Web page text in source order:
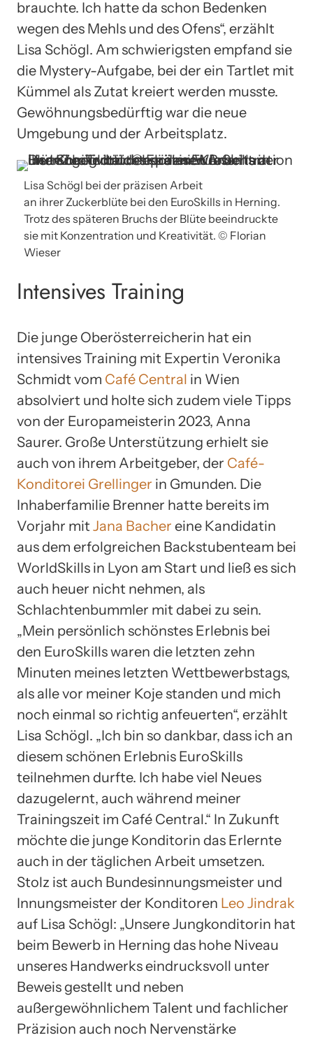
brauchte. Ich hatte da schon Bedenken
wegen des Mehls und des Ofens“, erzählt
Lisa Schögl. Am schwierigsten empfand sie
die Mystery-Aufgabe, bei der ein Tartlet mit
Kümmel als Zutat kreiert werden musste.
Gewöhnungsbedürftig war die neue
Umgebung und der Arbeitsplatz.
Lisa Schögl bei der präzisen Arbeit
an ihrer Zuckerblüte bei den EuroSkills in Herning.
Trotz des späteren Bruchs der Blüte beeindruckte
sie mit Konzentration und Kreativität. © Florian
Wieser
Intensives Training
Die junge Oberösterreicherin hat ein
intensives Training mit Expertin Veronika
Schmidt vom Café Central in Wien
absolviert und holte sich zudem viele Tipps
von der Europameisterin 2023, Anna
Saurer. Große Unterstützung erhielt sie
auch von ihrem Arbeitgeber, der Café-
Konditorei Grellinger in Gmunden. Die
Inhaberfamilie Brenner hatte bereits im
Vorjahr mit Jana Bacher eine Kandidatin
aus dem erfolgreichen Backstubenteam bei
WorldSkills in Lyon am Start und ließ es sich
auch heuer nicht nehmen, als
Schlachtenbummler mit dabei zu sein.
„Mein persönlich schönstes Erlebnis bei
den EuroSkills waren die letzten zehn
Minuten meines letzten Wettbewerbstags,
als alle vor meiner Koje standen und mich
noch einmal so richtig anfeuerten“, erzählt
Lisa Schögl. „Ich bin so dankbar, dass ich an
diesem schönen Erlebnis EuroSkills
teilnehmen durfte. Ich habe viel Neues
dazugelernt, auch während meiner
Trainingszeit im Café Central.“ In Zukunft
möchte die junge Konditorin das Erlernte
auch in der täglichen Arbeit umsetzen.
Stolz ist auch Bundesinnungsmeister und
Innungsmeister der Konditoren Leo Jindrak
auf Lisa Schögl: „Unsere Jungkonditorin hat
beim Bewerb in Herning das hohe Niveau
unseres Handwerks eindrucksvoll unter
Beweis gestellt und neben
außergewöhnlichem Talent und fachlicher
Präzision auch noch Nervenstärke